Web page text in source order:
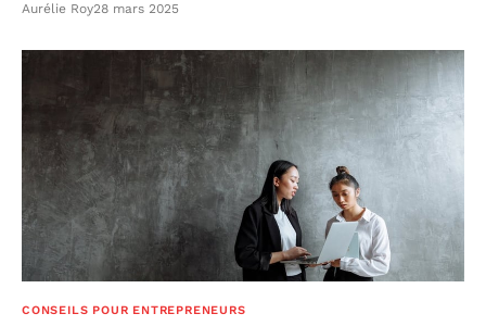
Aurélie Roy28 mars 2025
CONSEILS POUR ENTREPRENEURS